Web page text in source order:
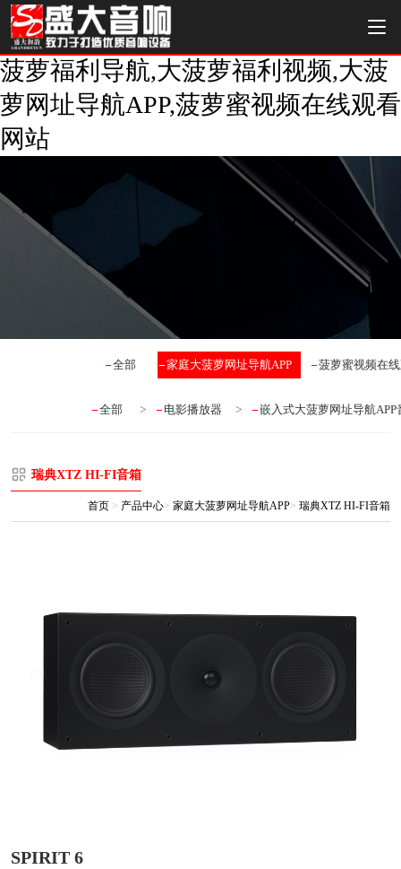
菠萝福利导航,大菠萝福利视频,大菠
萝网址导航APP,菠萝蜜视频在线观看
网站
全部 家庭大菠萝网址导航APP 菠萝蜜视频在
全部 > 电影播放器 > 嵌入式大菠萝网址导航APP
瑞典XTZ HI-FI音箱
首页 > 产品中心> 家庭大菠萝网址导航APP> 瑞典XTZ HI-FI音箱
SPIRIT 6